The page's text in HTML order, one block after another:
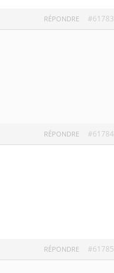
#61783
RÉPONDRE
#61784
RÉPONDRE
#61785
RÉPONDRE